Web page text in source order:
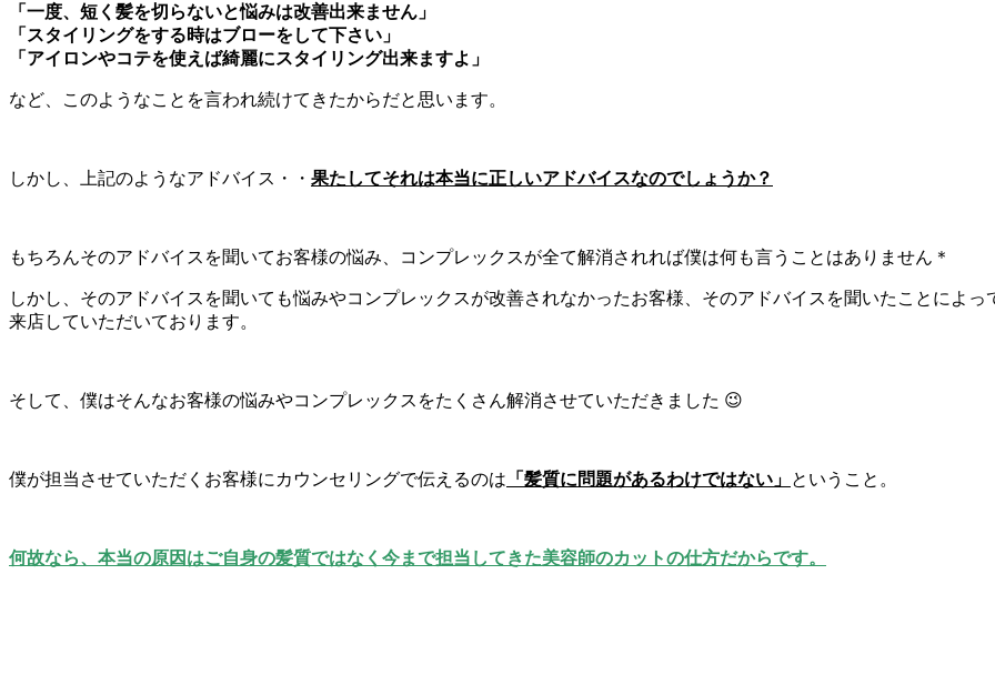
「一度、短く髪を切らないと悩みは改善出来ません」
「スタイリングをする時はブローをして下さい」
「アイロンやコテを使えば綺麗にスタイリング出来ますよ」
など、このようなことを言われ続けてきたからだと思います。
しかし、上記のようなアドバイス・・ 果たしてそれは本当に正しいアドバイスなのでしょうか？
もちろんそのアドバイスを聞いてお客様の悩み、コンプレックスが全て解消されれば僕は何も言うことはありません＊
しかし、そのアドバイスを聞いても悩みやコンプレックスが改善されなかったお客様、そのアドバイスを聞いたことによ
来店していただいております。
そして、僕はそんなお客様の悩みやコンプレックスをたくさん解消させていただきました 😉
僕が担当させていただくお客様にカウンセリングで伝えるのは 「髪質に問題があるわけではない」 ということ。
何故なら、本当の原因はご自身の髪質ではなく今まで担当してきた美容師のカットの仕方だからです。